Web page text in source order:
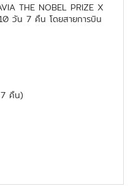
THE NOBEL PRIZE X
วัน 7 คืน โดยสายการบิน
คืน)